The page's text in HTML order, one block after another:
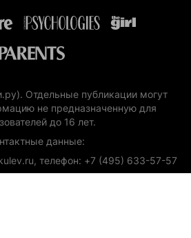
Отдельные публикации могут
не предназначенную для
до 16 лет.
данные:
телефон: +7 (495) 633-57-57